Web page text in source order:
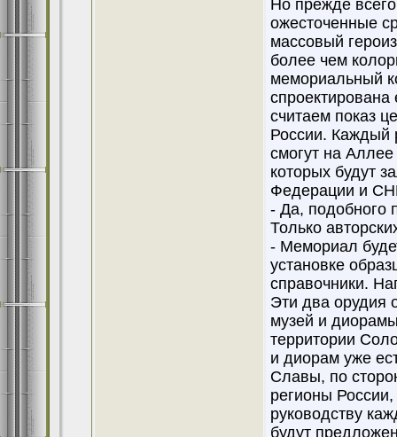
Но прежде
ожесточенные
массовый
более чем
мемориальный
считаем показ
России. Каждый
смогут на
которых будут
Федерации и
- Да, подобного
Только
- Мемориал
установке
справочники.
Эти два орудия
музей и
территории
и диорам уже
Славы, по
регионы
руководству
будут